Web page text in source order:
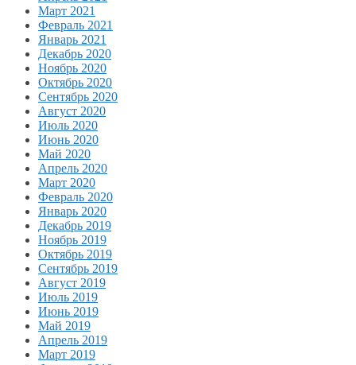
Март 2021
Февраль 2021
Январь 2021
Декабрь 2020
Ноябрь 2020
Октябрь 2020
Сентябрь 2020
Август 2020
Июль 2020
Июнь 2020
Май 2020
Апрель 2020
Март 2020
Февраль 2020
Январь 2020
Декабрь 2019
Ноябрь 2019
Октябрь 2019
Сентябрь 2019
Август 2019
Июль 2019
Июнь 2019
Май 2019
Апрель 2019
Март 2019